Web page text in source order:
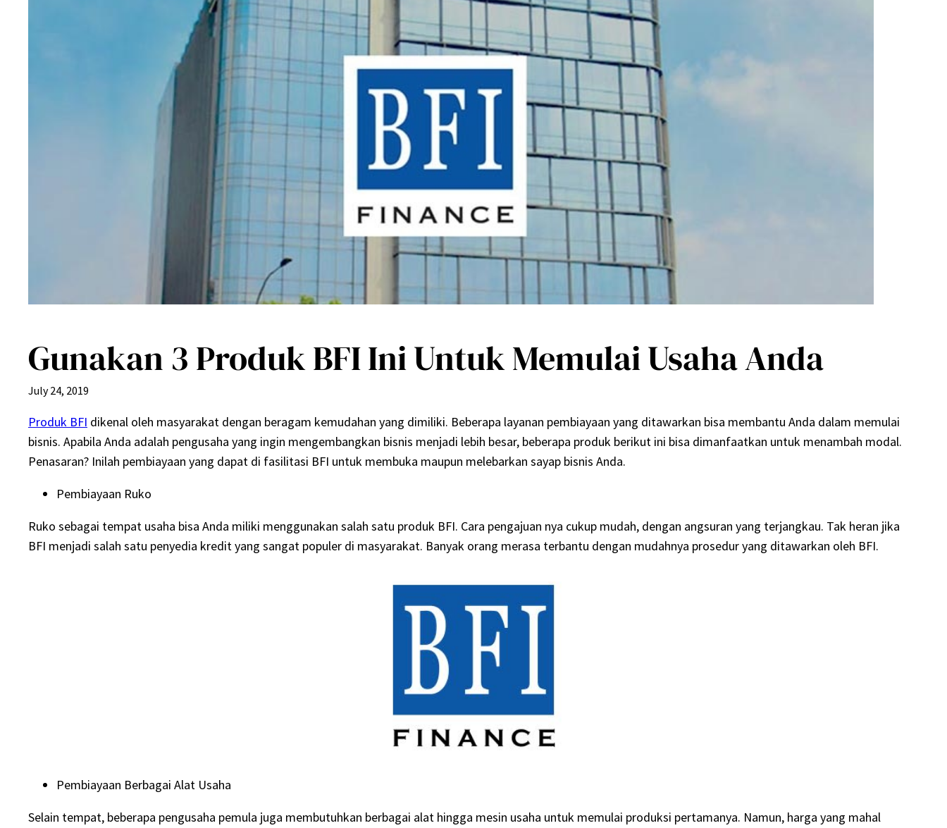
Gunakan 3 Produk BFI Ini Untuk Memulai Usaha Anda
July 24, 2019
Produk BFI dikenal oleh masyarakat dengan beragam kemudahan yang dimiliki. Beberapa layanan pembiayaan yang ditawarkan bisa membantu Anda dalam memulai
bisnis. Apabila Anda adalah pengusaha yang ingin mengembangkan bisnis menjadi lebih besar, beberapa produk berikut ini bisa dimanfaatkan untuk menambah modal.
Penasaran? Inilah pembiayaan yang dapat di fasilitasi BFI untuk membuka maupun melebarkan sayap bisnis Anda.
Pembiayaan Ruko
Ruko sebagai tempat usaha bisa Anda miliki menggunakan salah satu produk BFI. Cara pengajuan nya cukup mudah, dengan angsuran yang terjangkau. Tak heran jika
BFI menjadi salah satu penyedia kredit yang sangat populer di masyarakat. Banyak orang merasa terbantu dengan mudahnya prosedur yang ditawarkan oleh BFI.
Pembiayaan Berbagai Alat Usaha
Selain tempat, beberapa pengusaha pemula juga membutuhkan berbagai alat hingga mesin usaha untuk memulai produksi pertamanya. Namun, harga yang mahal